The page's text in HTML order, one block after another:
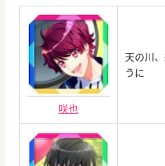
咲也
天の川
うに